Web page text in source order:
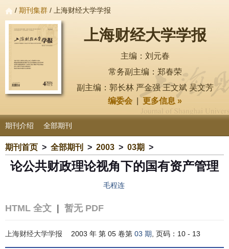
/ 期刊集群 / 上海财经大学学报
上海财经大学学报
主编：刘元春
常务副主编：郑春荣
副主编：郭长林 严金强 王文斌 吴文芳
编委会 |更多信息 »
期刊介绍 全部期刊
期刊首页 > 全部期刊 > 2003 > 03期 >
论公共财政理论视角下的国有资产管理
毛程连
HTML 全文 暂无 PDF
上海财经大学学报 2003 年 第 05 卷第 03 期 , 页码：10 - 13